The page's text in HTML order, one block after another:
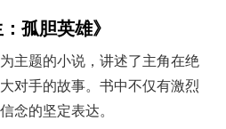
孤胆英雄》
主题的小说，讲述了主角在绝
对手的故事。书中不仅有激烈
念的坚定表达。